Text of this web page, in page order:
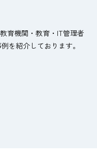
育機関・教育・IT管理者
を紹介しております。